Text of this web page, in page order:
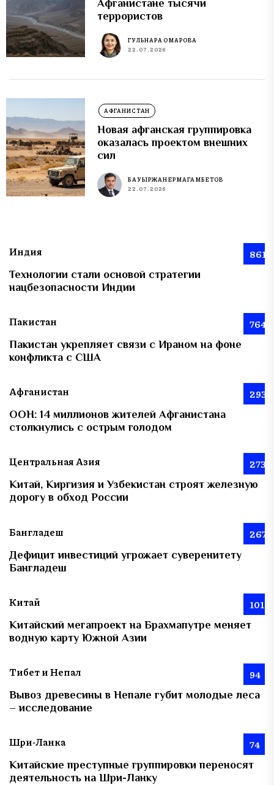
Афганистане тысячи
террористов
ГУЛЬНАРА ОМАРОВА
22.07.2026
АФГАНИСТАН
Новая афганская группировка
оказалась проектом внешних
сил
БАУЫРЖАН ЕРМАГАМБЕТОВ
22.07.2026
Индия 861
Технологии стали основой стратегии
нацбезопасности Индии
Пакистан 764
Пакистан укрепляет связи с Ираном на фоне
конфликта с США
Афганистан 293
ООН: 14 миллионов жителей Афганистана
столкнулись с острым голодом
Центральная Азия 273
Китай, Киргизия и Узбекистан строят железную
дорогу в обход России
Бангладеш 267
Дефицит инвестиций угрожает суверенитету
Бангладеш
Китай 101
Китайский мегапроект на Брахмапутре меняет
водную карту Южной Азии
Тибет и Непал 94
Вывоз древесины в Непале губит молодые леса
– исследование
Шри-Ланка 74
Китайские преступные группировки переносят
деятельность на Шри-Ланку